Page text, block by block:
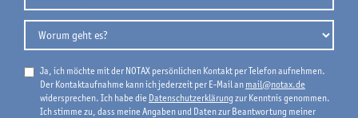
Ja, ich möchte mit der NOTAX persönlichen Kontakt per Telefon aufnehmen.
Der Kontaktaufnahme kann ich jederzeit per E-Mail an mail@notax.de
widersprechen. Ich habe die Datenschutzerklärungzur Kenntnis genommen.
Ich stimme zu, dass meine Angaben und Daten zur Beantwortung meiner